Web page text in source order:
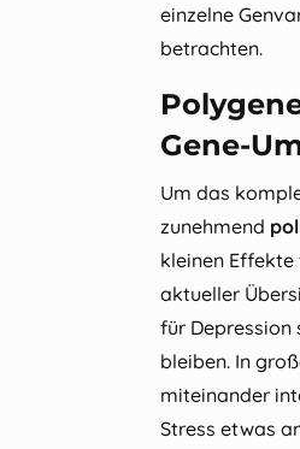
einzelne
betrachten.
Um das
zunehmend
kleinen
aktueller
für Depression
bleiben. In
miteinander
Stress etwas